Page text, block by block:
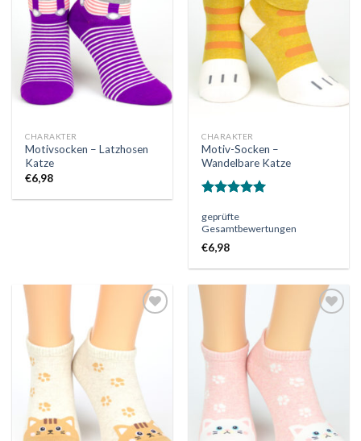
Wunschliste
CHARAKTER
Motivsocken – Latzhosen
Katze
€6,98
Wunschliste
CHARAKTER
Motiv-Socken –
Wandelbare Katze
mit5.00
von 5
geprüfte
Gesamtbewertungen
€6,98
die
die